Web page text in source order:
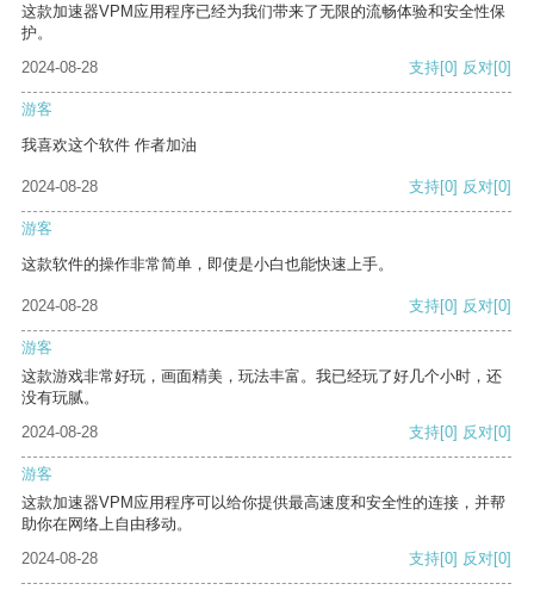
这款加速器VPM应用程序已经为我们带来了无限的流畅体验和安全性保
护。
2024-08-28
支持[0] 反对[0]
游客
我喜欢这个软件 作者加油
2024-08-28 支持[0] 反对[0]
游客
这款软件的操作非常简单，即使是小白也能快速上手。
2024-08-28 支持[0] 反对[0]
游客
这款游戏非常好玩，画面精美，玩法丰富。我已经玩了好几个小时，还
没有玩腻。
2024-08-28
支持[0] 反对[0]
游客
这款加速器VPM应用程序可以给你提供最高速度和安全性的连接，并帮
助你在网络上自由移动。
2024-08-28
支持[0] 反对[0]